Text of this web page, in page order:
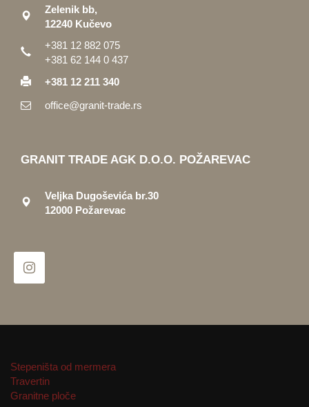
Zelenik bb,
12240 Kučevo
+381 12 882 075
+381 62 144 0 437
+381 12 211 340
office@granit-trade.rs
GRANIT TRADE AGK D.O.O. POŽAREVAC
Veljka Dugoševića br.30
12000 Požarevac
Stepeništa od mermera
Travertin
Granitne ploče